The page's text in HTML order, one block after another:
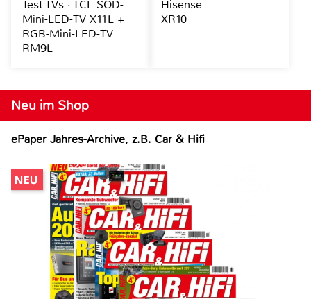
Neu im Shop
ePaper Jahres-Archive, z.B. Car & Hifi
Test TVs · TCL SQD-
Mini-LED-TV X11L +
RGB-Mini-LED-TV
RM9L
Hisense
XR10